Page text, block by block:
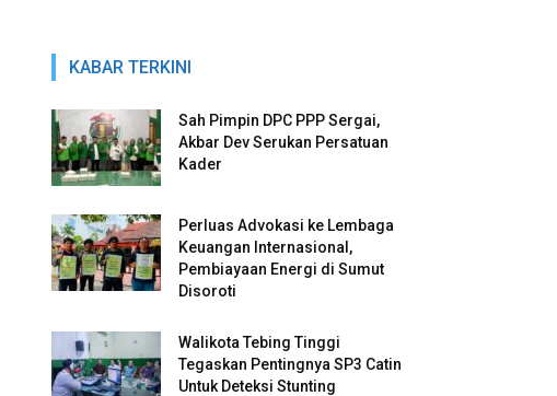
KABAR TERKINI
Sah Pimpin DPC PPP Sergai,
Akbar Dev Serukan Persatuan
Kader
Perluas Advokasi ke Lembaga
Keuangan Internasional,
Pembiayaan Energi di Sumut
Disoroti
Walikota Tebing Tinggi
Tegaskan Pentingnya SP3 Catin
Untuk Deteksi Stunting